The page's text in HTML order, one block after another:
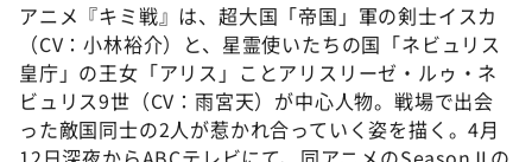
アニメ『キミ戦』は、超大国「帝国」軍の剣士イスカ
（CV：小林裕介）と、星霊使いたちの国「ネビュリス
皇庁」の王女「アリス」ことアリスリーゼ・ルゥ・ネ
ビュリス9世（CV：雨宮天）が中心人物。戦場で出会
った敵国同士の2人が惹かれ合っていく姿を描く。4月